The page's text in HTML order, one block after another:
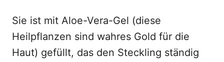
Sie ist mit Aloe-Vera-Gel (diese
Heilpflanzen sind wahres Gold für die
Haut) gefüllt, das den Steckling ständig